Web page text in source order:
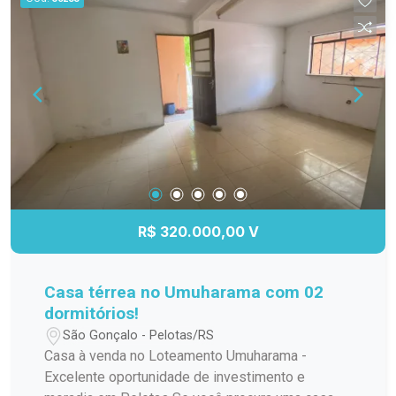
funcionalidade. 02 banheiros, bem distribuídos e
com acabamentos de qualidade. Pátio, ideal para
lazer, jardinagem ou até mesmo para quem tem
pets. Esse espaço é um grande diferencial na
região. Embora a casa não tenha garagem, há
possibilidade de alugar uma vaga nas
proximidades ou até adaptar para construir uma
garagem. Não perca a chance de morar no
coração da cidade, em uma casa com pátio, um
privilégio que você não encontra facilmente no
R$ 320.000,00 V
Casa térrea no Umuharama com 02
dormitórios!
São Gonçalo - Pelotas/RS
Casa à venda no Loteamento Umuharama -
Excelente oportunidade de investimento e